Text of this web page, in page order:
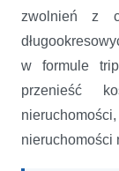
zwolnień z
w formule
przenieść
nieruchomości